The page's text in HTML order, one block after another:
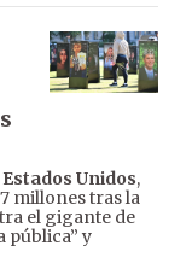
Estados Unidos,
millones tras la
el gigante de
pública” y